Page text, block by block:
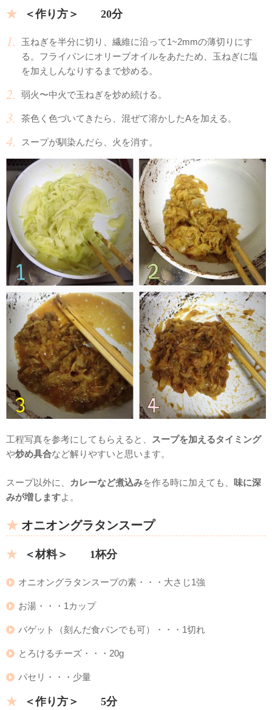
＜作り方＞ 20分
玉ねぎを半分に切り、繊維に沿って1~2mmの薄切りにす
る。フライパンにオリーブオイルをあたため、玉ねぎに塩
を加えしんなりするまで炒める。
弱火〜中火で玉ねぎを炒め続ける。
茶色く色づいてきたら、混ぜて溶かしたAを加える。
スープが馴染んだら、火を消す。
工程写真を参考にしてもらえると、 スープを加えるタイミング
や炒め具合など解りやすいと思います。
スープ以外に、 カレーなど煮込みを作る時に加えても、 味に深
みが増しますよ。
オニオングラタンスープ
＜材料＞ 1杯分
オニオングラタンスープの素・・・大さじ1強
お湯・・・1カップ
バゲット（刻んだ食パンでも可）・・・1切れ
とろけるチーズ・・・20g
パセリ・・・少量
＜作り方＞ 5分